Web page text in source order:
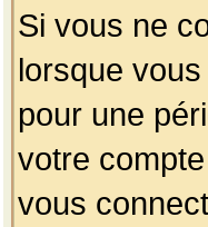
Si vous ne
lorsque
pour une
votre
vous